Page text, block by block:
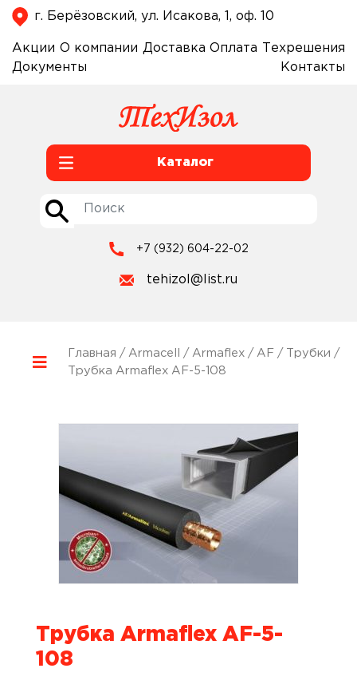
г. Берёзовский, ул. Исакова, 1, оф. 10
Акции О компании Доставка Оплата
Техрешения
Документы
Контакты
Каталог
+7 (932) 604-22-02
tehizol@list.ru
Главная / Armacell / Armaflex/ AF / Трубки /
Трубка Armaflex AF-5-108
Трубка Armaflex AF-5-
108